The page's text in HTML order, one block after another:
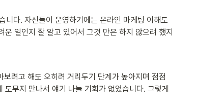
니다. 자신들이 운영하기에는 온라인 마케팅 이해도
일인지 잘 알고 있어서 그것 만은 하지 않으려 했지
려고 해도 오히려 거리두기 단계가 높아지며 점점
무지 만나서 얘기 나눌 기회가 없었습니다. 그렇게